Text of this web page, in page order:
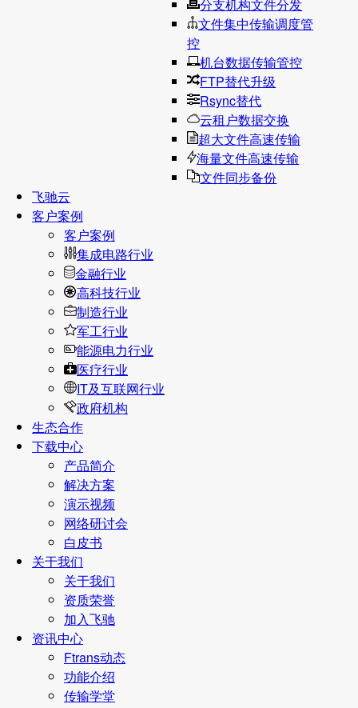
分支机构文件分发
文件集中传输调度管
控
机台数据传输管控
FTP替代升级
Rsync替代
云租户数据交换
超大文件高速传输
海量文件高速传输
文件同步备份
飞驰云
客户案例
客户案例
集成电路行业
金融行业
高科技行业
制造行业
军工行业
能源电力行业
医疗行业
IT及互联网行业
政府机构
生态合作
下载中心
产品简介
解决方案
演示视频
网络研讨会
白皮书
关于我们
关于我们
资质荣誉
加入飞驰
资讯中心
Ftrans动态
功能介绍
传输学堂